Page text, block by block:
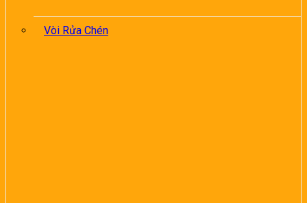
Vòi Rửa Chén